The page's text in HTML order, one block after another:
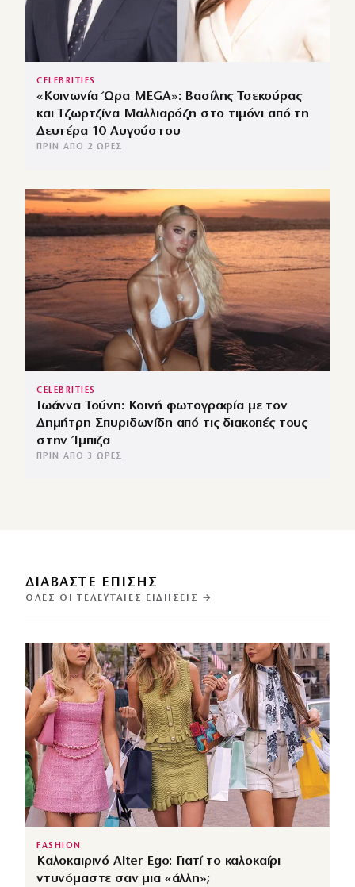
CELEBRITIES
«Κοινωνία Ώρα MEGA»: Βασίλης Τσεκούρας
και Τζωρτζίνα Μαλλιαρόζη στο τιμόνι από τη
Δευτέρα 10 Αυγούστου
ΠΡΙΝ ΑΠΌ 2 ΏΡΕΣ
CELEBRITIES
Ιωάννα Τούνη: Κοινή φωτογραφία με τον
Δημήτρη Σπυριδωνίδη από τις διακοπές τους
στην Ίμπιζα
ΠΡΙΝ ΑΠΌ 3 ΏΡΕΣ
ΔΙΑΒΑΣΤΕ ΕΠΙΣΗΣ
ΌΛΕΣ ΟΙ ΤΕΛΕΥΤΑΊΕΣ ΕΙΔΉΣΕΙΣ →
FASHION
Καλοκαιρινό Alter Ego: Γιατί το καλοκαίρι
ντυνόμαστε σαν μια «άλλη»;